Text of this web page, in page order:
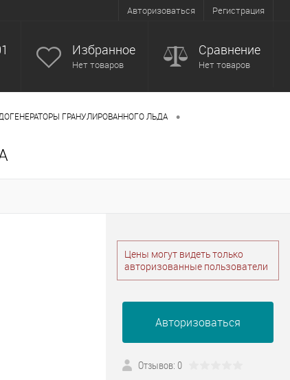
Авторизоваться Регистрация
Избранное
Нет товаров
Сравнение
Нет товаров
ГРАНУЛИРОВАННОГО ЛЬДА •
Цены могут видеть только
авторизованные пользователи
Авторизоваться
Отзывов: 0